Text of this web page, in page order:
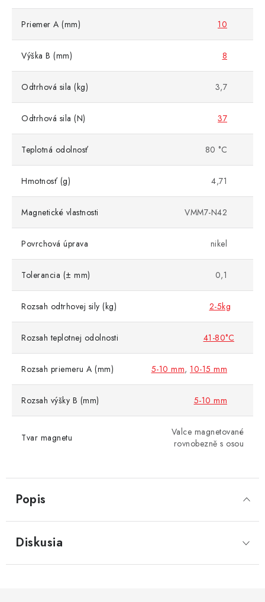
Popis
Priemer A (mm) 10
Výška B (mm) 8
Odtrhová sila (kg) 3,7
Odtrhová sila (N) 37
Teplotná odolnosť 80 °C
Hmotnosť (g) 4,71
Magnetické vlastnosti VMM7-N42
Povrchová úprava nikel
Tolerancia (± mm) 0,1
Rozsah odtrhovej sily (kg) 2-5kg
Rozsah teplotnej odolnosti 41-80°C
Rozsah priemeru A (mm) 5-10 mm, 10-15 mm
Rozsah výšky B (mm) 5-10 mm
Tvar magnetu
Valce magnetované
rovnobezně s osou
Diskusia